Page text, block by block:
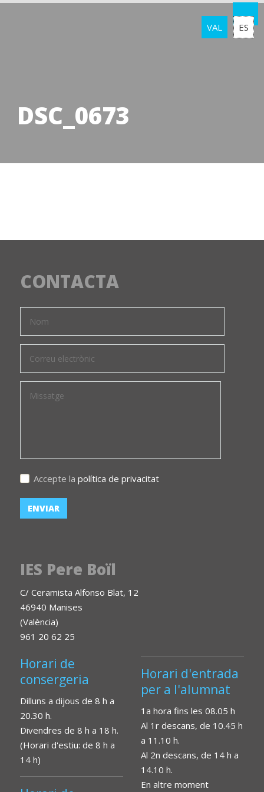
VAL ES
DSC_0673
CONTACTA
Accepte la política de privacitat
IES Pere Boïl
C/ Ceramista Alfonso Blat, 12
46940 Manises
(València)
961 20 62 25
Horari de
consergeria
Dilluns a dijous de 8 h a
20.30 h.
Divendres de 8 h a 18 h.
(Horari d'estiu: de 8 h a
14 h)
Horari d'entrada
per a l'alumnat
1a hora fins les 08.05 h
Al 1r descans, de 10.45 h
a 11.10 h.
Al 2n descans, de 14 h a
14.10 h.
En altre moment